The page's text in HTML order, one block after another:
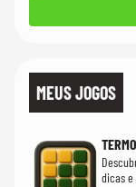
MEUS JOGOS
TERMO
dicas